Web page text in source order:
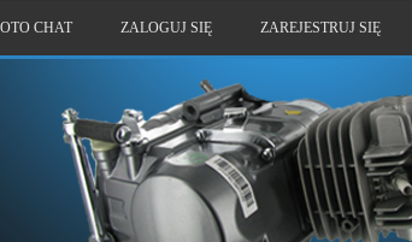
CHAT ZALOGUJ SIĘ ZAREJESTRUJ SIĘ